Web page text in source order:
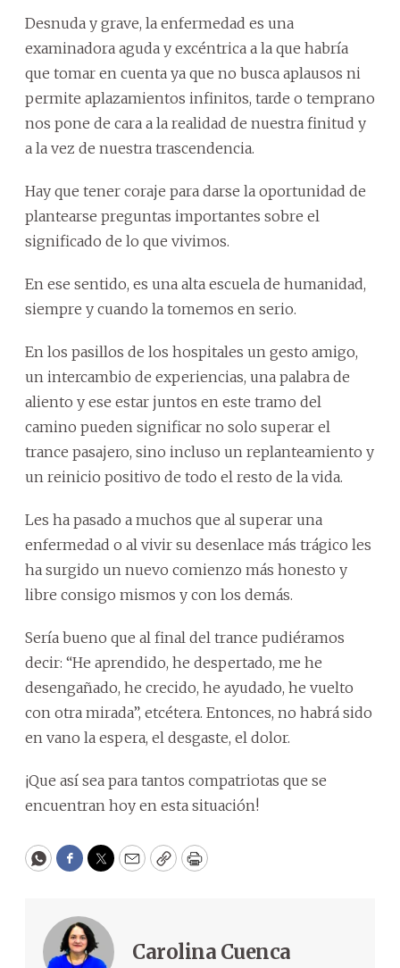
Desnuda y grave, la enfermedad es una
examinadora aguda y excéntrica a la que habría
que tomar en cuenta ya que no busca aplausos ni
permite aplazamientos infinitos, tarde o temprano
nos pone de cara a la realidad de nuestra finitud y
a la vez de nuestra trascendencia.
Hay que tener coraje para darse la oportunidad de
plantearse preguntas importantes sobre el
significado de lo que vivimos.
En ese sentido, es una alta escuela de humanidad,
siempre y cuando la tomemos en serio.
En los pasillos de los hospitales un gesto amigo,
un intercambio de experiencias, una palabra de
aliento y ese estar juntos en este tramo del
camino pueden significar no solo superar el
trance pasajero, sino incluso un replanteamiento y
un reinicio positivo de todo el resto de la vida.
Les ha pasado a muchos que al superar una
enfermedad o al vivir su desenlace más trágico les
ha surgido un nuevo comienzo más honesto y
libre consigo mismos y con los demás.
Sería bueno que al final del trance pudiéramos
decir: “He aprendido, he despertado, me he
desengañado, he crecido, he ayudado, he vuelto
con otra mirada”, etcétera. Entonces, no habrá sido
en vano la espera, el desgaste, el dolor.
¡Que así sea para tantos compatriotas que se
encuentran hoy en esta situación!
WhatsApp
Facebook
Twitter
EmailCopyPrint
Carolina Cuenca